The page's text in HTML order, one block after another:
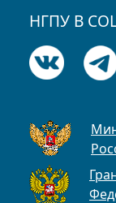
НГПУ В